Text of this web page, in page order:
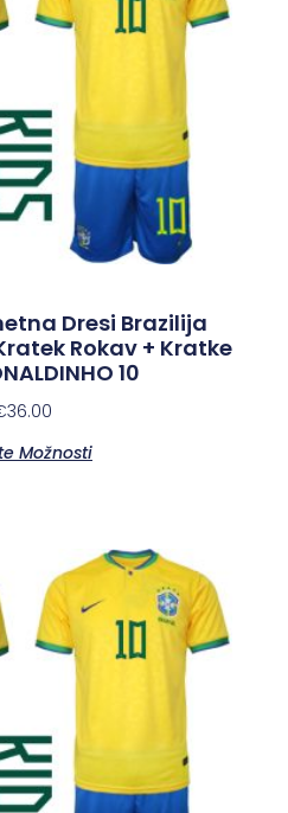
Dresi Brazilija
Rokav + Kratke
10
36.00
Možnosti